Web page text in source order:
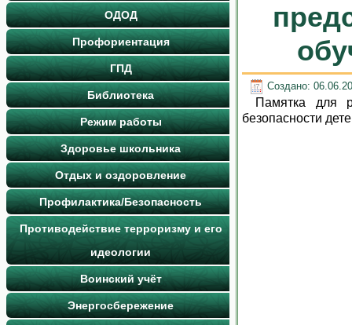
ОДОД
Профориентация
ГПД
Библиотека
Режим работы
Здоровье школьника
Отдых и оздоровление
Профилактика/Безопасность
Противодействие терроризму и его
идеологии
Воинский учёт
Энергосбережение
Создано:
Памятка для
безопасности